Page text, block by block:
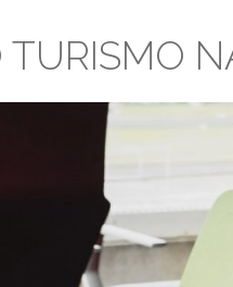
TURISMO